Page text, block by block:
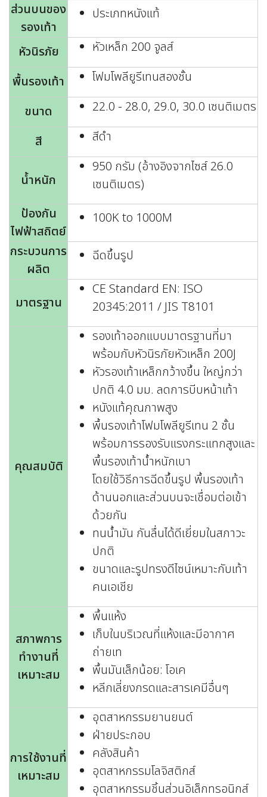
ส่วนบนของ
รองเท้า
ประเภทหนังแท้
หัวนิรภัย
หัวเหล็ก 200 จูลส์
พื้นรองเท้า
โฟมโพลียูรีเทนสองชั้น
ขนาด
22.0 - 28.0, 29.0, 30.0 เซนติเมตร
สี
สีดำ
น้ำหนัก
950 กรัม (อ้างอิงจากไซส์ 26.0
เซนติเมตร)
ป้องกัน
ไฟฟ้าสถิตย์
100K to 1000M
กระบวนการ
ผลิต
ฉีดขึ้นรูป
มาตรฐาน
CE Standard EN: ISO
20345:2011 / JIS T8101
คุณสมบัติ
รองเท้าออกแบบมาตรฐานที่มา
พร้อมกับหัวนิรภัยหัวเหล็ก 200J
หัวรองเท้าเหล็กกว้างขึ้น ใหญ่กว่า
ปกติ 4.0 มม. ลดการบีบหน้าเท้า
หนังแท้คุณภาพสูง
พื้นรองเท้าโฟมโพลียูรีเทน 2 ชั้น
พร้อมการรองรับแรงกระแทกสูงและ
พื้นรองเท้าน้ำหนักเบา
โดยใช้วิธีการฉีดขึ้นรูป พื้นรองเท้า
ด้านนอกและส่วนบนจะเชื่อมต่อเข้า
ด้วยกัน
ทนน้ำมัน กันลื่นได้ดีเยี่ยมในสภาวะ
ปกติ
ขนาดและรูปทรงดีไซน์เหมาะกับเท้า
คนเอเชีย
สภาพการ
ทำงานที่
เหมาะสม
พื้นแห้ง
เก็บในบริเวณที่แห้งและมีอากาศ
ถ่ายเท
พื้นมันเล็กน้อย: โอเค
หลีกเลี่ยงกรดและสารเคมีอื่นๆ
การใช้งานที่
เหมาะสม
อุตสาหกรรมยานยนต์
ฝ่ายประกอบ
คลังสินค้า
อุตสาหกรรมโลจิสติกส์
อุตสาหกรรมชิ้นส่วนอิเล็กทรอนิกส์